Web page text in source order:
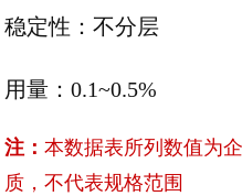
稳定性：不分层
用量：0.1~0.5%
注：本数据表所列数值为
质，不代表规格范围